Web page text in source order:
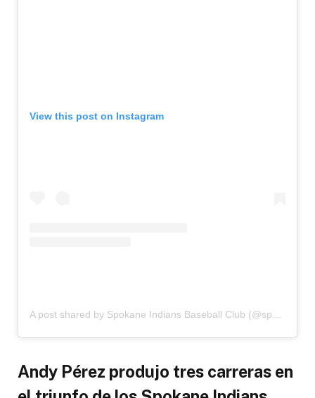
View this post on Instagram
Andy Pérez produjo tres carreras en